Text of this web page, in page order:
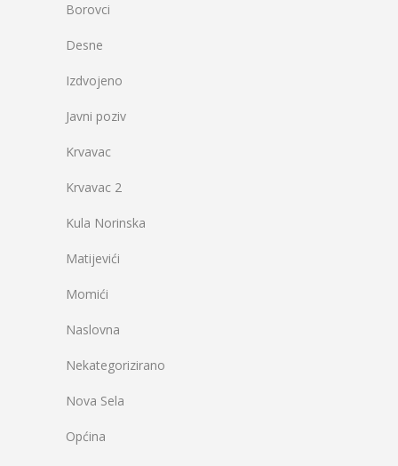
Borovci
Desne
Izdvojeno
Javni poziv
Krvavac
Krvavac 2
Kula Norinska
Matijevići
Momići
Naslovna
Nekategorizirano
Nova Sela
Općina